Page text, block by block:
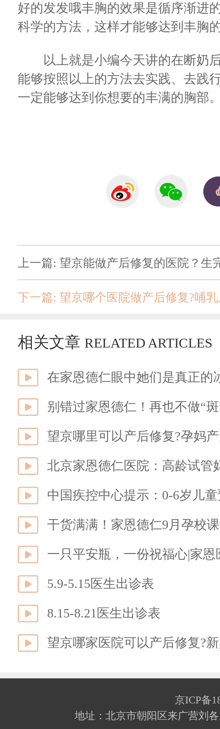
好的发发哦丰胸的效果是循序渐进
科学的方法，这样才能够达到丰胸
以上就是小编今天讲的在断奶后
能够按照以上的方法去实践、去践
一定能够达到你想要的丰满的胸部
上一篇: 望京能做产后修复的医院？生
下一篇: 望京哪个医院做产后修复?哺
相关文章 RELATED ARTICLES
在家恩德仁眼中她们是真正的
别错过家恩德仁！再也不做“
望京哪里可以产后修复?孕妈
中国疾控中心提示：0-6岁儿
干货满满！家恩德仁9月孕校
5.9-5.15医生出诊表
8.15-8.21医生出诊表
望京哪家医院可以产后修复?
京ICP备
地址：北京市朝阳区来广营刘